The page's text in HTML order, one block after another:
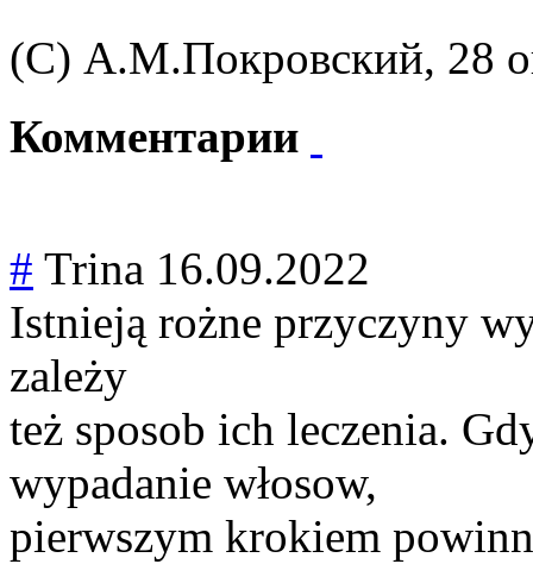
(С) А.М.Покровский, 28
Комментарии
# Trina 16.09.2022
Istnieją rożne przyczyny
zależy
też sposob ich leczenia.
wypadanie włosow,
pierwszym krokiem